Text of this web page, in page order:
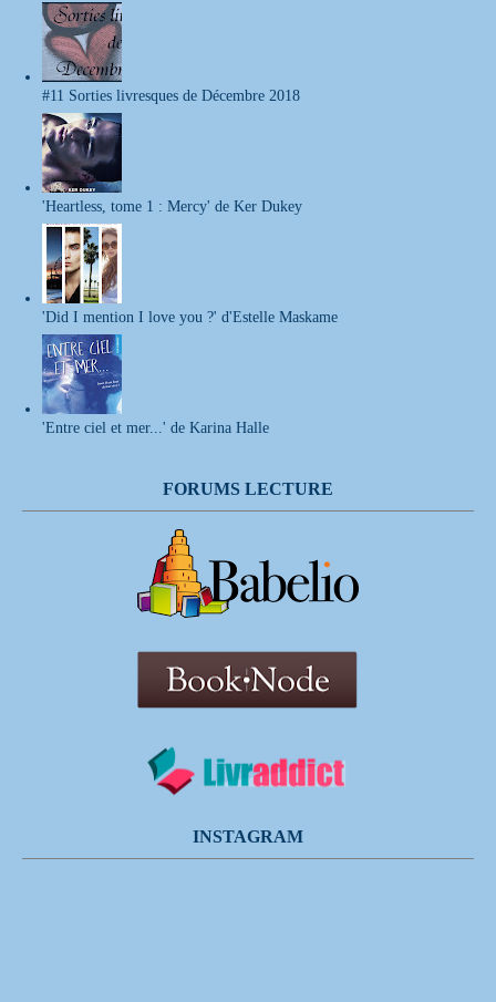
#11 Sorties livresques de Décembre 2018
'Heartless, tome 1 : Mercy' de Ker Dukey
'Did I mention I love you ?' d'Estelle Maskame
'Entre ciel et mer...' de Karina Halle
FORUMS LECTURE
INSTAGRAM